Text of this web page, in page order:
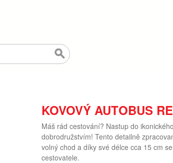
KOVOVÝ AUTOBUS
Máš rád cestování? Nastup do
dobrodružstvím! Tento detailně
volný chod a díky své délce cca 15 cm
cestovatele.